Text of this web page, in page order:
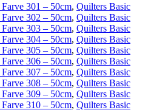
301 – 50cm, Quilters Basic
302 – 50cm, Quilters Basic
303 – 50cm, Quilters Basic
304 – 50cm, Quilters Basic
305 – 50cm, Quilters Basic
306 – 50cm, Quilters Basic
307 – 50cm, Quilters Basic
308 – 50cm, Quilters Basic
309 – 50cm, Quilters Basic
310 – 50cm, Quilters Basic